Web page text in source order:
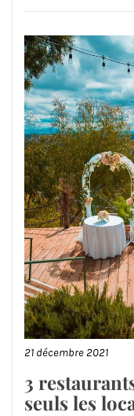
21 décembre 2021
3
seuls les